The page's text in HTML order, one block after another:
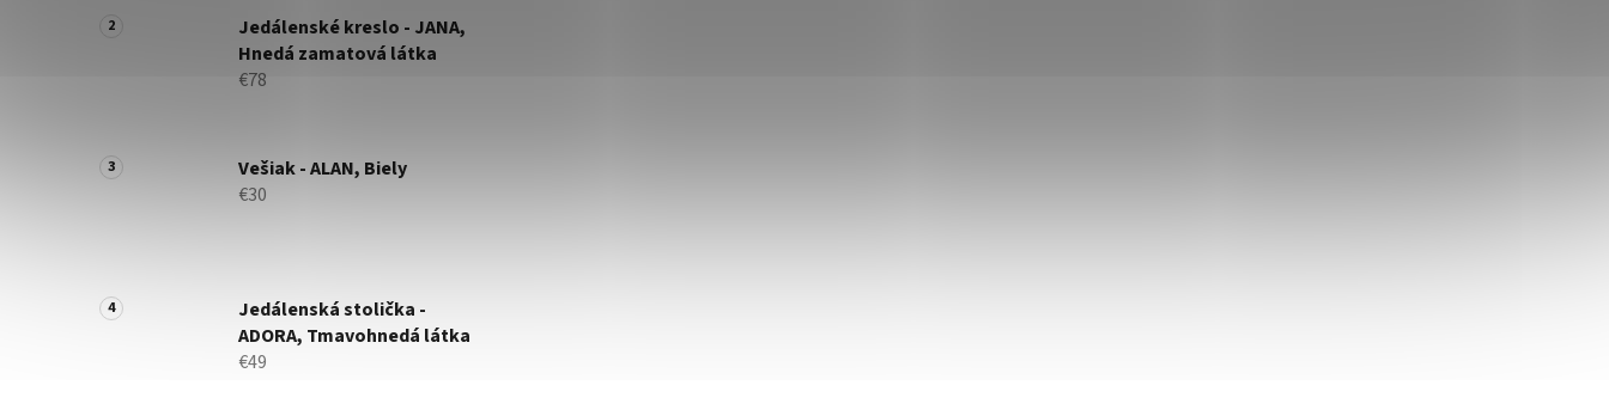
Jedálenské kreslo - JANA,
Hnedá zamatová látka
€78
Vešiak - ALAN, Biely
€30
Jedálenská stolička -
ADORA, Tmavohnedá látka
€49